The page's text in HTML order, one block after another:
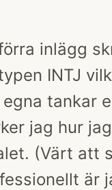
inlägg
INTJ
tankar
jag hur
(Värt att
är